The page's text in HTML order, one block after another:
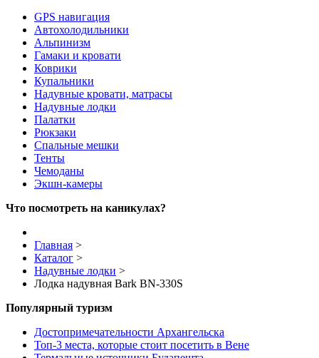
GPS навигация
Автохолодильники
Альпинизм
Гамаки и кровати
Коврики
Купальники
Надувные кровати, матрасы
Надувные лодки
Палатки
Рюкзаки
Спальные мешки
Тенты
Чемоданы
Экшн-камеры
Что посмотреть на каникулах?
Главная >
Каталог >
Надувные лодки >
Лодка надувная Bark BN-330S
Популярный туризм
Достопримечательности Архангельска
Топ-3 места, которые стоит посетить в Вене